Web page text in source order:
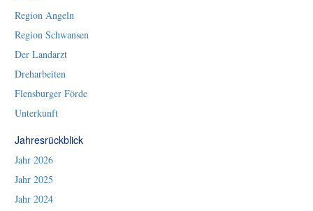
Region Angeln
Region Schwansen
Der Landarzt
Dreharbeiten
Flensburger Förde
Unterkunft
Jahresrückblick
Jahr 2026
Jahr 2025
Jahr 2024